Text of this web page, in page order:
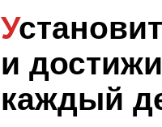
Установите конкретные
и
каждый